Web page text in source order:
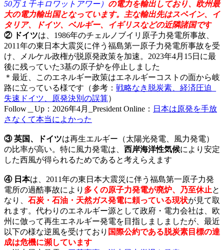
50万１千キロワットアワー） の電力を輸出しており、欧州最
大の電力輸出国となっています。主な輸出先はスペイン、イ
タリア、ドイツ、ベルギー、イギリスなどの近隣諸国です
② ドイツは、1986年のチェルノブイリ原子力発電所事故、
2011年の東日本大震災に伴う福島第一原子力発電所事故を受
け、メルケル政権が脱原発政策を加速。 2023年4月15日に最
後に残っていた3基の原子炉を停止しました
＊最近、このエネルギー政策はエネルギーコストの面から岐
路に立っている様です（参考： 戦略なき脱炭素、経済圧迫_
失速ドイツ、原発決別の誤算）
Follow＿Up：2026年4月_President Online： 日本は原発を手放
さなくて本当によかった
③ 英国、ドイツは再生エルギー（太陽光発電、風力発電）
の比率が高い。特に風力発電は、 西岸海洋性気候により安定
した西風が得られるためであると考えらえます
④ 日本は、2011年の東日本大震災に伴う福島第一原子力発
電所の過酷事故により 多くの原子力発電が廃炉、乃至休止と
なり、 石炭・石油・天然ガス発電に頼っている現状が見て取
れます。代わりのエネルギー源として政府・電力会社は、欧
州に倣って再生エネルギー発電を目指しましましたが、最近
以下の様な逆風を受けており 国際公約である脱炭素目標の達
成は危機に瀕しています